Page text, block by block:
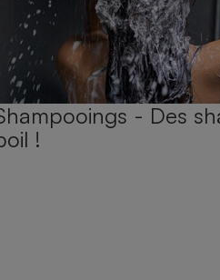
- Des
!